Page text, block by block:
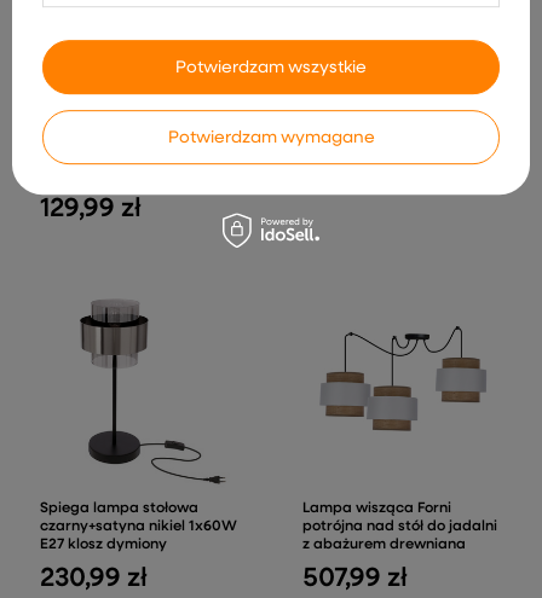
Lampa sufitowa Grazia
listwa ze szklanymi
kloszami 2-punktowa do
129,99 zł
abażur do zwisów veronica
kremowy
36,99 zł
Spiega lampa stołowa
czarny+satyna nikiel 1x60W
E27 klosz dymiony
230,99 zł
Lampa wisząca Forni
potrójna nad stół do jadalni
z abażurem drewniana
507,99 zł
Potwierdzam wymagane
Potwierdzam wszystkie